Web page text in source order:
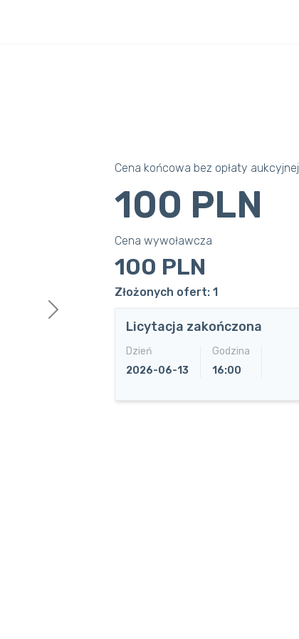
Next
Cena końcowa bez opłaty aukcyjnej
100 PLN
Cena wywoławcza
100 PLN
Złożonych ofert: 1
Licytacja zakończona
Dzień
2026-06-13
Godzina
16:00